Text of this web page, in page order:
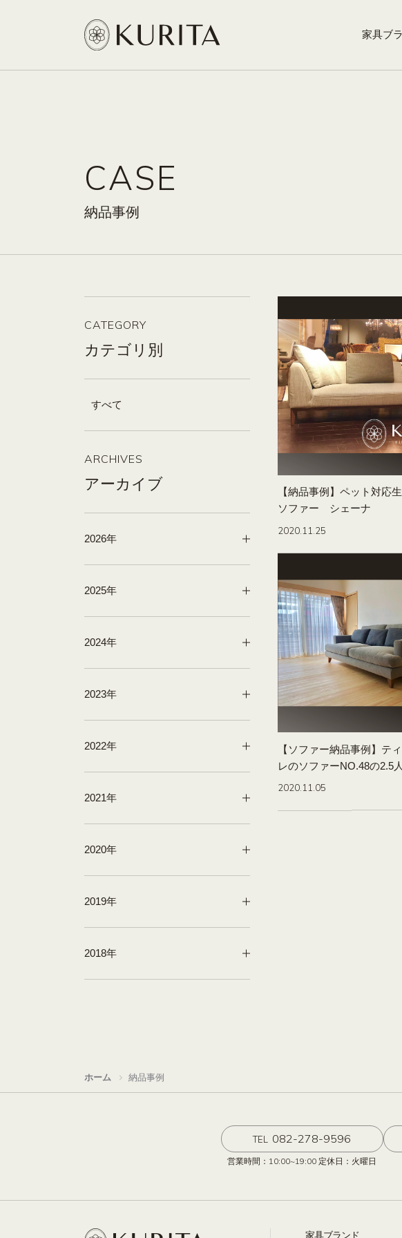
家具ブ
CASE
納品事例
CATEGORY
カテゴリ別
すべて
ARCHIVES
アーカイブ
2026年
2025年
2024年
2023年
2022年
2021年
2020年
2019年
2018年
【納品事例】ペット対応
ソファー シェーナ
2020.11.25
【ソファー納品事例】テ
レのソファーNO.48の2.5
2020.11.05
ホーム 納品事例
TEL 082-278-9596
営業時間：10:00~19:00 定休日：火曜日
家具ブランド